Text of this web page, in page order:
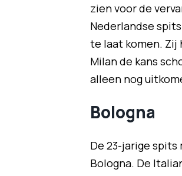
zien voor de
Nederlandse
te laat komen. Zij
Milan de kans
alleen nog
Bologna
De 23-jarige spits
Bologna. De